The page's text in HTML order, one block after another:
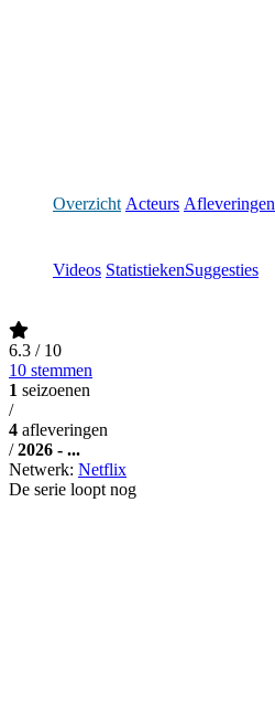
Overzicht Acteurs Afleveringen
Videos StatistiekenSuggesties
6.3 / 10
10 stemmen
1 seizoenen
/
4 afleveringen
/ 2026 - ...
Netwerk: Netflix
De serie loopt nog